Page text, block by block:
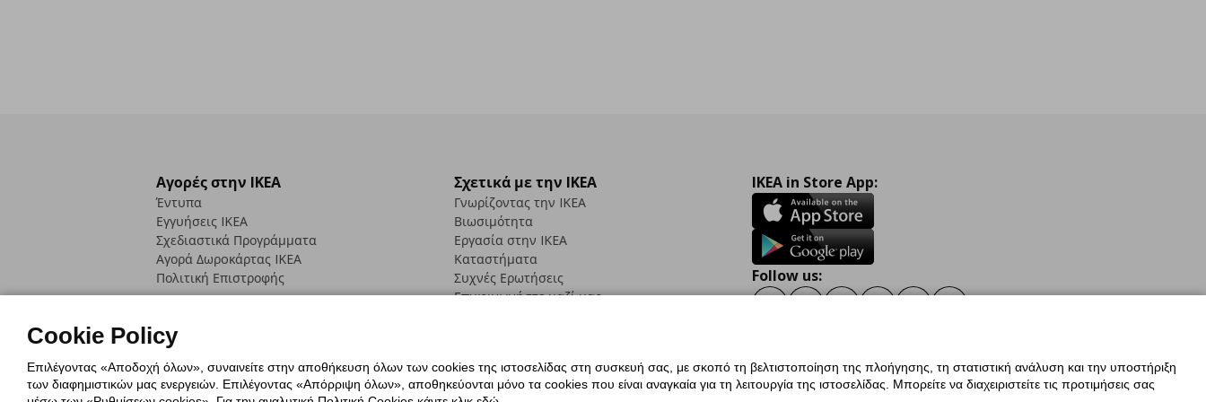
Αγορές στην IKEA
Έντυπα
Εγγυήσεις IKEA
Σχεδιαστικά Προγράμματα
Αγορά Δωρoκάρτας IKEA
Πολιτική Επιστροφής
Σχετικά με την IKEA
Γνωρίζοντας την IKEA
Βιωσιμότητα
Εργασία στην IKEA
Καταστήματα
Συχνές Ερωτήσεις
Επικοινωνήστε μαζί μας
IKEA in Store App:
Follow us:
Πολιτική Cookies Δήλωση ψηφιακής προσβασιμότητας Γενική Πολιτική Προσωπικών Δεδομένων
Cookie Policy
Επιλέγοντας «Αποδοχή όλων», συναινείτε στην αποθήκευση όλων των cookies της ιστοσελίδας στη συσκευή σας, με σκοπό τη βελτιστοποίηση της πλοήγησης, τη στατιστική ανάλυση και την υποστήριξη
των διαφημιστικών μας ενεργειών. Επιλέγοντας «Απόρριψη όλων», αποθηκεύονται μόνο τα cookies που είναι αναγκαία για τη λειτουργία της ιστοσελίδας. Μπορείτε να διαχειριστείτε τις προτιμήσεις σας